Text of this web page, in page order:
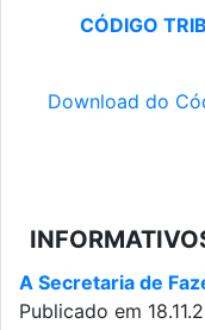
CÓDIGO
Download do
A Secretaria de
Publicado em